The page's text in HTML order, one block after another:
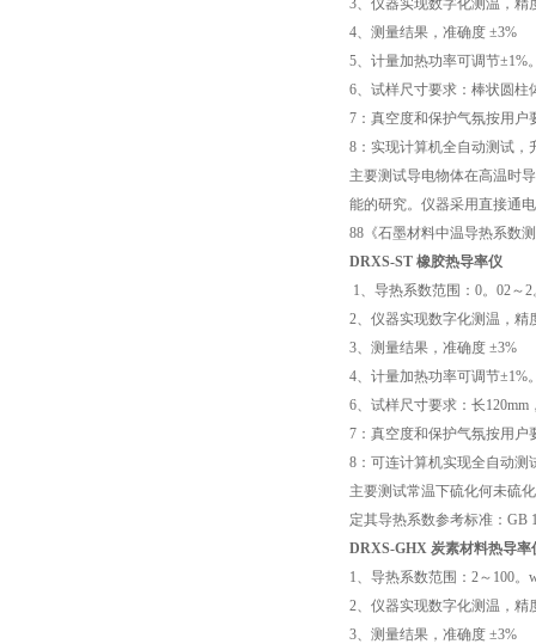
3、仪器实现数字化测温，精
4、测量结果，准确度 ±3%
5、计量加热功率可调节±1%
6、试样尺寸要求：棒状圆柱
7 ：真空度和保护气氛按用户
8 ：实现计算机全自动测试
主要测试导电物体在高温时
能的研究。仪器采用直接通
88 《石墨材料中温导热系数
DRXS-ST 橡胶热导率仪
1、导热系数范围： 0。 02～2
2、仪器实现数字化测温，精
3、测量结果，准确度 ±3%
4、计量加热功率可调节±1%
6、试样尺寸要求：长120mm
7 ：真空度和保护气氛按用户
8 ：可连计算机实现全自动测
主要测试常温下硫化何未硫
定其导热系数参考标准： GB
DRXS-GHX 炭素材料热导率
1、导热系数范围： 2～ 100。
2、仪器实现数字化测温，精
3、测量结果，准确度 ±3%